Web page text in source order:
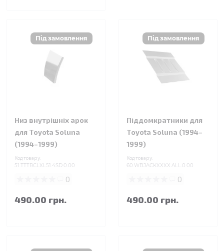
Низ внутрішніх арок
для Toyota Soluna
(1994–1999)
Код товару:
51.TTTRCLXL51.4SD.0.00
0
490.00 грн.
Піддомкратники для
Toyota Soluna (1994–
1999)
Код товару:
60.WBJACKXXXX.ALL.0.00
0
490.00 грн.